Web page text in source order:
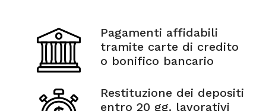
Pagamenti affidabili
tramite carte di credito
o bonifico bancario
Restituzione dei depositi
entro 20 gg. lavorativi